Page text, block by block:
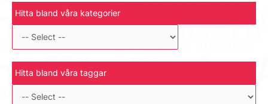
Hitta bland våra kategorier
Hitta bland våra taggar